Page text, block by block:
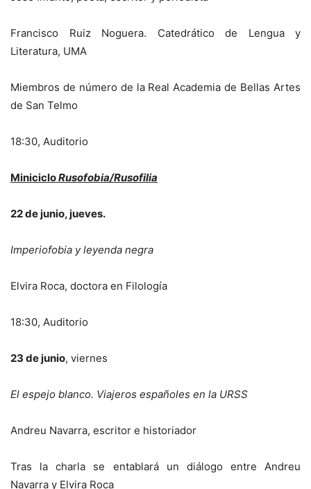
Francisco Ruiz Noguera. Catedrático de Lengua y
Literatura, UMA
Miembros de número de la Real Academia de Bellas Artes
de San Telmo
18:30, Auditorio
MinicicloRusofobia/Rusofilia
22 de junio, jueves.
Imperiofobia y leyenda negra
Elvira Roca, doctora en Filología
18:30, Auditorio
23 de junio, viernes
El espejo blanco. Viajeros españoles en la URSS
Andreu Navarra, escritor e historiador
Tras la charla se entablará un diálogo entre Andreu
Navarra y Elvira Roca